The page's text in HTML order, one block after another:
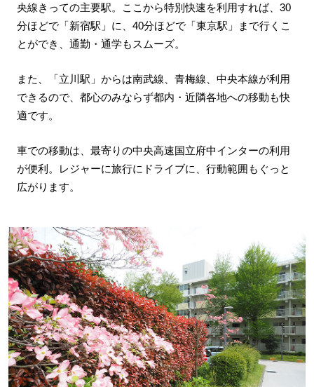
央線きっての主要駅。ここから特別快速を利用すれば、30
分ほどで「新宿駅」に、40分ほどで「東京駅」まで行くこ
とができ、通勤・通学もスムーズ。
また、「立川駅」からは南武線、青梅線、中央本線が利用
できるので、都心のみならず都内・近隣各地への移動も快
適です。
車での移動は、最寄りの中央高速国立府中インターの利用
が便利。レジャーに旅行にドライブに、行動範囲もぐっと
広がります。